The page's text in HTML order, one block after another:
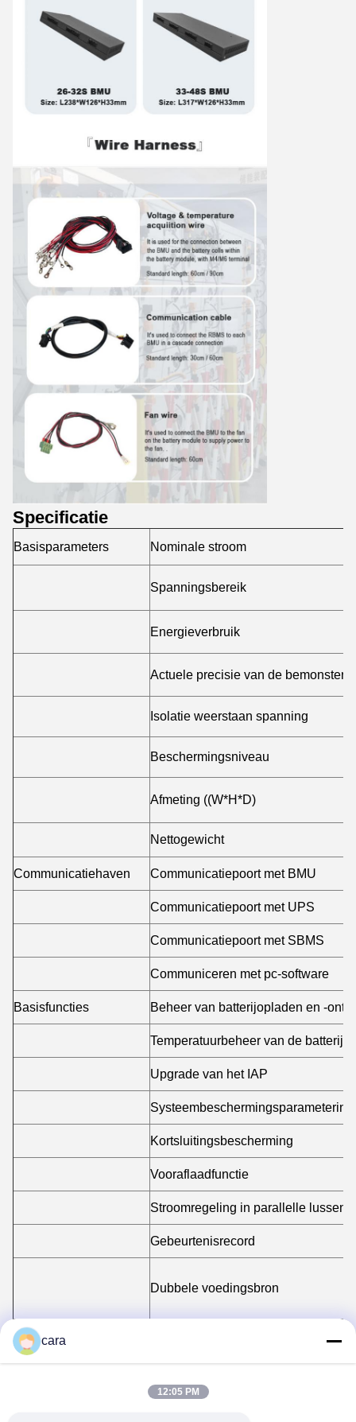
Specificatie
Basisparameters Nominale stroom
Spanningsbereik
Energieverbruik
Actuele precisie van de
Isolatie weerstaan spanning
Beschermingsniveau
Afmeting ((W*H*D)
Nettogewicht
Communicatiehaven Communicatiepoort met BMU
Communicatiepoort met UPS
Communicatiepoort met SBMS
Communiceren met pc-software
Basisfuncties Beheer van batterijopladen en -
Temperatuurbeheer van de batterij
Upgrade van het IAP
Kortsluitingsbescherming
Vooraflaadfunctie
Stroomregeling in parallelle lussen
Gebeurtenisrecord
Dubbele voedingsbron
Facultatieve taken
Stand-alone of parallel
cara
12:05 PM